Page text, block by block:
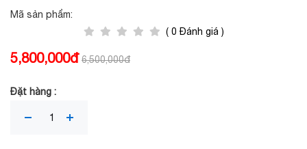
Mã sản phẩm:
( 0 Đánh giá )
5,800,000đ 6,500,000đ
Đặt hàng :